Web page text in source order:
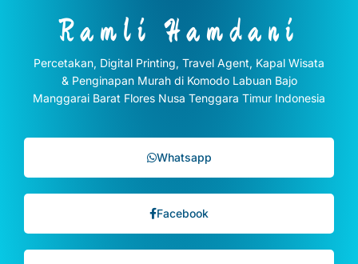
Ramli Hamdani
Percetakan, Digital Printing, Travel Agent, Kapal Wisata
& Penginapan Murah di Komodo Labuan Bajo
Manggarai Barat Flores Nusa Tenggara Timur Indonesia
Whatsapp
Facebook